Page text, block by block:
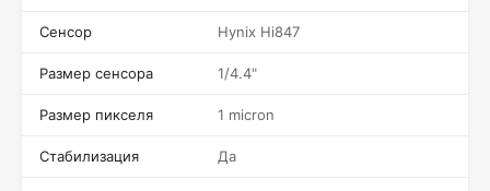
Сенсор Hynix Hi847
Размер сенсора 1/4.4"
Размер пикселя 1 micron
Стабилизация Да